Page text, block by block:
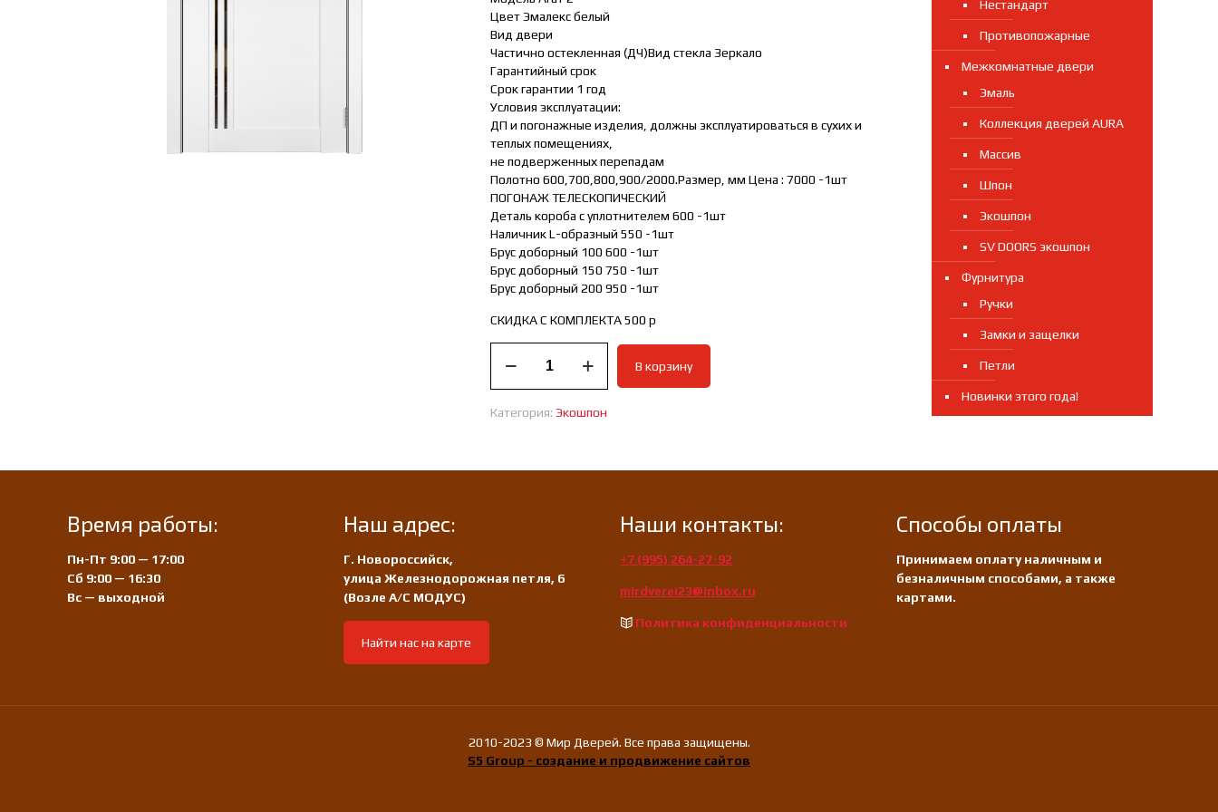
Цвет Эмалекс белый
Вид двери
Частично остекленная (ДЧ)Вид стекла Зеркало
Гарантийный срок
Срок гарантии 1 год
Условия эксплуатации:
ДП и погонажные изделия, должны эксплуатироваться в сухих и
теплых помещениях,
не подверженных перепадам
Полотно 600,700,800,900/2000.Размер, мм Цена : 7000 -1шт
ПОГОНАЖ ТЕЛЕСКОПИЧЕСКИЙ
Деталь короба с уплотнителем 600 -1шт
Наличник L-образный 550 -1шт
Брус доборный 100 600 -1шт
Брус доборный 150 750 -1шт
Брус доборный 200 950 -1шт
СКИДКА С КОМПЛЕКТА 500 р
товара
Межкомнатная
В корзину
Категория:Экошпон
Нестандарт
Противопожарные
Межкомнатные двери
Эмаль
Коллекция дверей AURA
Массив
Шпон
Экошпон
SV DOORS экошпон
Фурнитура
Ручки
Замки и защелки
Петли
Новинки этого года!
Время работы:
Пн-Пт 9:00 — 17:00
Сб 9:00 — 16:30
Вс — выходной
Наш адрес:
Г. Новороссийск,
улица Железнодорожная петля, 6
(Возле А/С МОДУС)
Найти нас на карте
Наши контакты:
+7 (995) 264-27-92
mirdverei23@inbox.ru
Политика конфиденциальности
Способы оплаты
Принимаем оплату наличным и
безналичным способами, а также
картами.
2010-2023 © Мир Дверей. Все права защищены.
S5 Group - создание и продвижение сайтов